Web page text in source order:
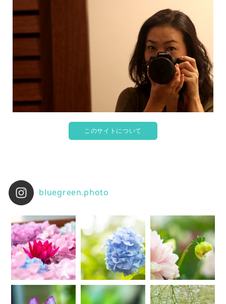
このサイトについて
bluegreen.photo